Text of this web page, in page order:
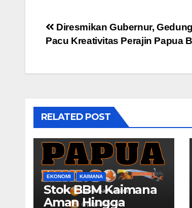
Post
Diresmikan Gubernur,
Pacu Kreativitas Perajin Papua
RELATED POST
EKONOMI KAIMANA
Stok BBM Kaimana
Aman Hingga